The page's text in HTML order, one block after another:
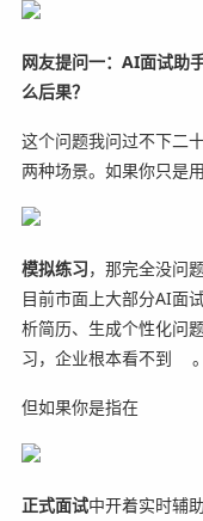
网友提问一：AI面试助
么后果？
这个问题我问过不下二
两种场景。如果你只是
模拟练习，那完全没问
目前市面上大部分AI面
析简历、生成个性化问
习，企业根本看不到
。
但如果你是指在
正式面试中开着实时辅